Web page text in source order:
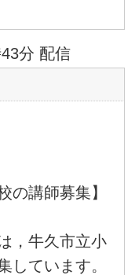
分 配信
の講師募集】
，牛久市立小
しています。